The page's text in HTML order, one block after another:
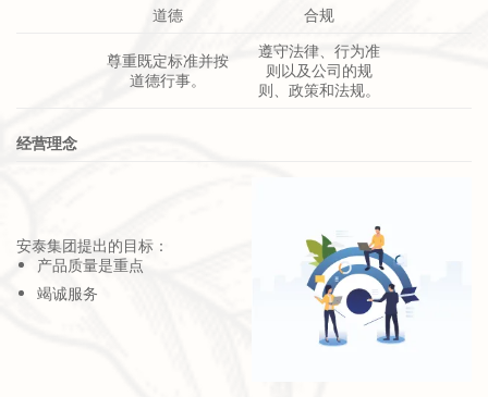
道德 合规
尊重既定标准并按
道德行事。
遵守法律、行为准
则以及公司的规
则、政策和法规。
经营理念
安泰集团提出的目标：
产品质量是重点
竭诚服务